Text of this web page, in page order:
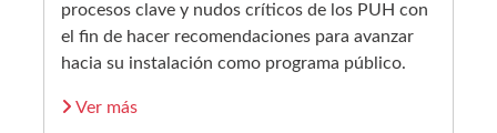
procesos clave y nudos críticos de los PUH con
el fin de hacer recomendaciones para avanzar
hacia su instalación como programa público.
Ver más